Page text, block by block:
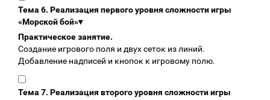
Тема 6. Реализация первого уровня сложности игры
«Морской бой»▾
Практическое занятие.
Создание игрового поля и двух сеток из линий.
Добавление надписей и кнопок к игровому полю.
Тема 7. Реализация второго уровня сложности игры